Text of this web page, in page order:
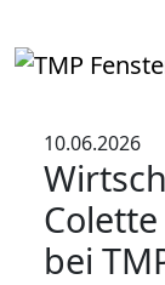
10.06.2026
bei